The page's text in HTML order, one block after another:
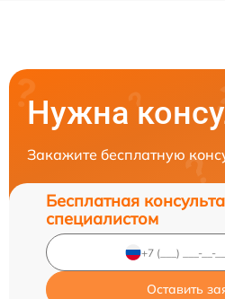
Нужна
Закажите бесплатную
Бесплатная
специалистом
Оставить